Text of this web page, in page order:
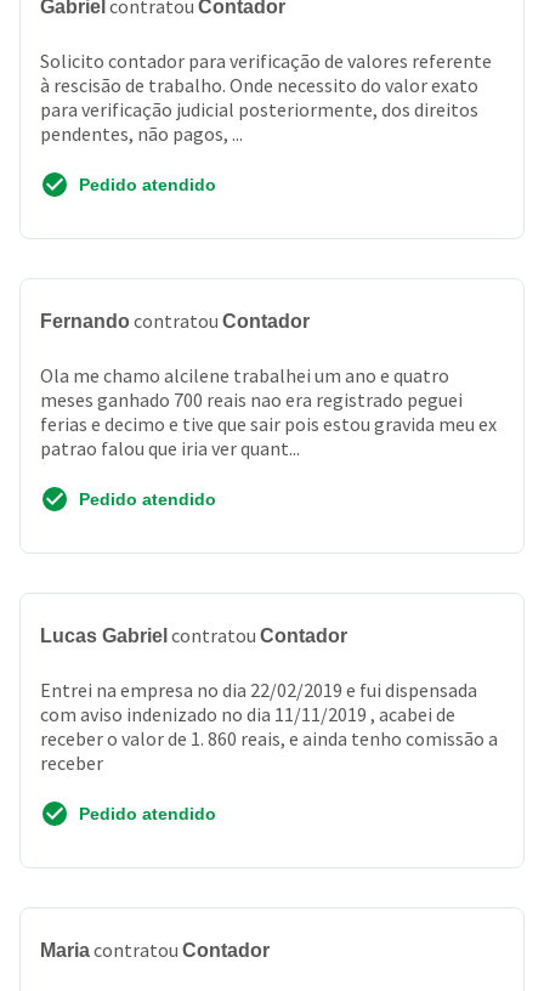
Gabriel contratou Contador
Solicito contador para verificação de valores referente
à rescisão de trabalho. Onde necessito do valor exato
para verificação judicial posteriormente, dos direitos
pendentes, não pagos, ...
Pedido atendido
Fernando contratou Contador
Ola me chamo alcilene trabalhei um ano e quatro
meses ganhado 700 reais nao era registrado peguei
ferias e decimo e tive que sair pois estou gravida meu ex
patrao falou que iria ver quant...
Pedido atendido
Lucas Gabriel contratou Contador
Entrei na empresa no dia 22/02/2019 e fui dispensada
com aviso indenizado no dia 11/11/2019 , acabei de
receber o valor de 1. 860 reais, e ainda tenho comissão a
receber
Pedido atendido
Mariacontratou Contador